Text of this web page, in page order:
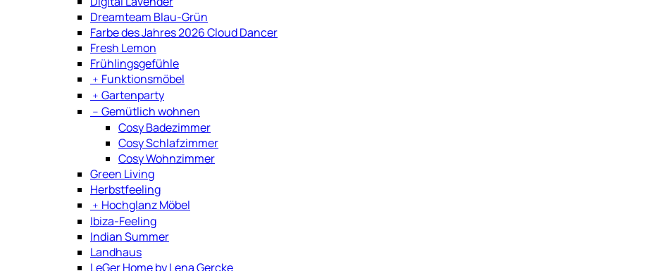
Dreamteam Blau-Grün
Farbe des Jahres 2026 Cloud Dancer
Fresh Lemon
Frühlingsgefühle
﹢ Funktionsmöbel
﹢ Gartenparty
﹣ Gemütlich wohnen
Cosy Badezimmer
Cosy Schlafzimmer
Cosy Wohnzimmer
Green Living
Herbstfeeling
﹢ Hochglanz Möbel
Ibiza-Feeling
Indian Summer
Landhaus
LeGer Home by Lena Gercke